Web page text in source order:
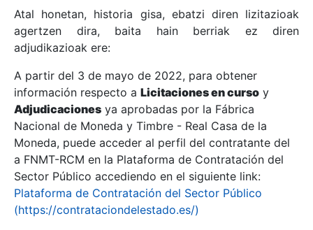
Erakutsi/Ezkutatu
Erakutsi/Ezkutatu
Erakutsi/Ezkutatu
Erakutsi/Ezkutatu
Atal honetan, historia gisa, ebatzi diren lizitazioak
agertzen dira, baita hain berriak ez diren
adjudikazioak ere:
A partir del 3 de mayo de 2022, para obtener
información respecto a Licitaciones en curso y
Adjudicaciones ya aprobadas por la Fábrica
Nacional de Moneda y Timbre - Real Casa de la
Moneda, puede acceder al perfil del contratante del
a FNMT-RCM en la Plataforma de Contratación del
Sector Público accediendo en el siguiente link:
Plataforma de Contratación del Sector Público
(https://contrataciondelestado.es/)